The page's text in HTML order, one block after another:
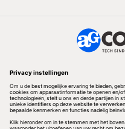
Volg ons
Redactionele partner